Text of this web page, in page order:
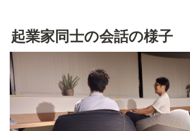
起業家同士の会話の様子